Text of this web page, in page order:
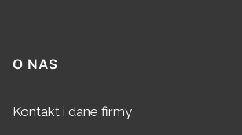
Linki w stopce
O NAS
Kontakt i dane firmy